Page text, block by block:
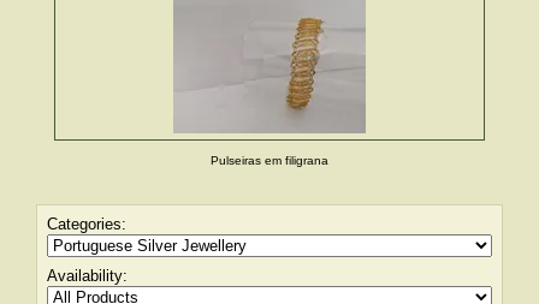
Pulseiras em filigrana
Categories:
Availability: